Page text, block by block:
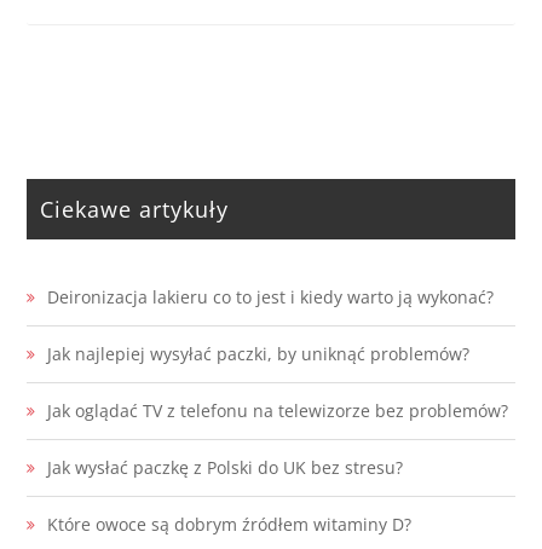
Ciekawe artykuły
Deironizacja lakieru co to jest i kiedy warto ją wykonać?
Jak najlepiej wysyłać paczki, by uniknąć problemów?
Jak oglądać TV z telefonu na telewizorze bez problemów?
Jak wysłać paczkę z Polski do UK bez stresu?
Które owoce są dobrym źródłem witaminy D?